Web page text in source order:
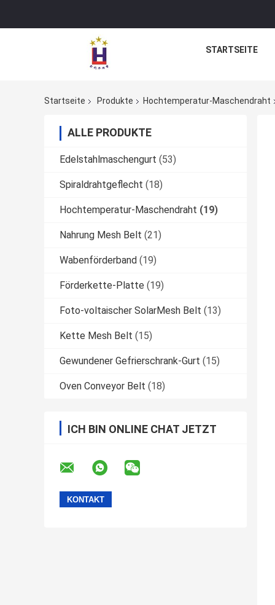
STARTSEITE
Startseite Produkte Hochtemperatur-Maschendraht
ALLE PRODUKTE
Edelstahlmaschengurt (53)
Spiraldrahtgeflecht (18)
Hochtemperatur-Maschendraht (19)
Nahrung Mesh Belt (21)
Wabenförderband (19)
Förderkette-Platte (19)
Foto-voltaischer SolarMesh Belt (13)
Kette Mesh Belt (15)
Gewundener Gefrierschrank-Gurt (15)
Oven Conveyor Belt (18)
ICH BIN ONLINE CHAT JETZT